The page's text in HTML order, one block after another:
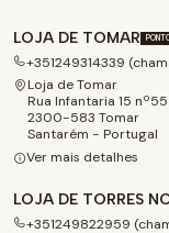
LOJA DE TOMAR
+351249314339
Loja de Tomar
Rua Infantaria 15 nº55
2300-583 Tomar
Santarém - Portugal
Ver mais detalhes
LOJA DE TORRES
+351249822959